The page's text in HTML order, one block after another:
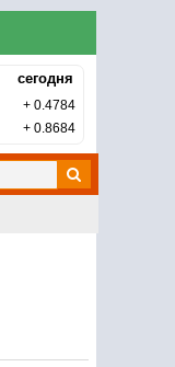
сегодня
+ 0.4784
+ 0.8684